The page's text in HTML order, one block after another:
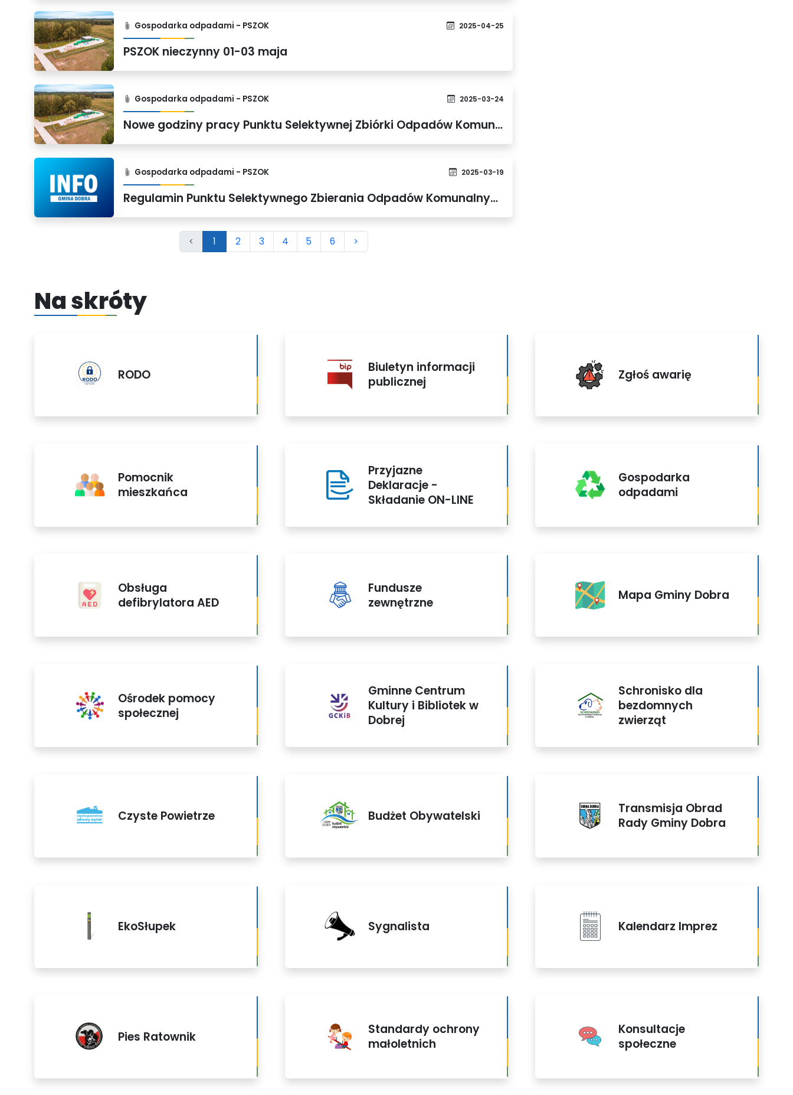
Gospodarka odpadami - PSZOK 2025-04-25
PSZOK nieczynny 01-03 maja
Gospodarka odpadami - PSZOK 2025-03-24
Nowe godziny pracy Punktu Selektywnej Zbiórki Odpadów Komunalnych
Gospodarka odpadami - PSZOK 2025-03-19
Regulamin Punktu Selektywnego Zbierania Odpadów Komunalnych (PSZOK) w Gminie Dobra
< 1 2 3 4 5 6 >
Na skróty
RODO
Biuletyn informacji
publicznej
Zgłoś awarię
Pomocnik
mieszkańca
Przyjazne
Deklaracje -
Składanie ON-LINE
Gospodarka
odpadami
Obsługa
defibrylatora AED
Fundusze
zewnętrzne
Mapa Gminy Dobra
Ośrodek pomocy
społecznej
Gminne Centrum
Kultury i Bibliotek w
Dobrej
Schronisko dla
bezdomnych
zwierząt
Czyste Powietrze Budżet Obywatelski
Transmisja Obrad
Rady Gminy Dobra
EkoSłupek Sygnalista Kalendarz Imprez
Pies Ratownik
Standardy ochrony
małoletnich
Konsultacje
społeczne